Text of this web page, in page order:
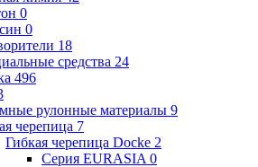
0
0
18
средства 24
496
рулонные материалы 9
черепица 7
Гибкая черепица Docke 2
Серия EURASIA 0